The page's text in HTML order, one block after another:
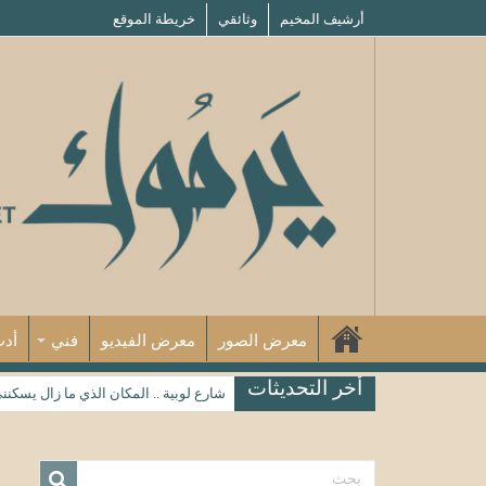
أرشيف المخيم وثائقي خريطة الموقع
معرض الصور معرض الفيديو فني
أخر التحديثات شارع لوبية .. المكان الذي ما زال